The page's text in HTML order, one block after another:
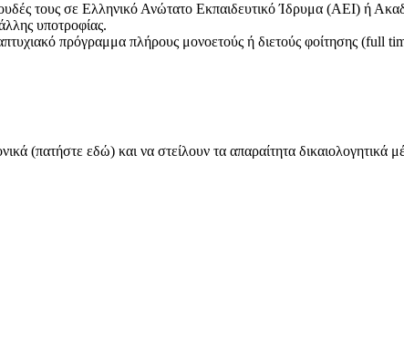
τους σε Ελληνικό Ανώτατο Εκπαιδευτικό Ίδρυμα (ΑΕΙ) ή
υποτροφίας.
πρόγραμμα πλήρους μονοετούς ή διετούς φοίτησης (full
(πατήστε εδώ) και να στείλουν τα απαραίτητα δικαιολογητικά